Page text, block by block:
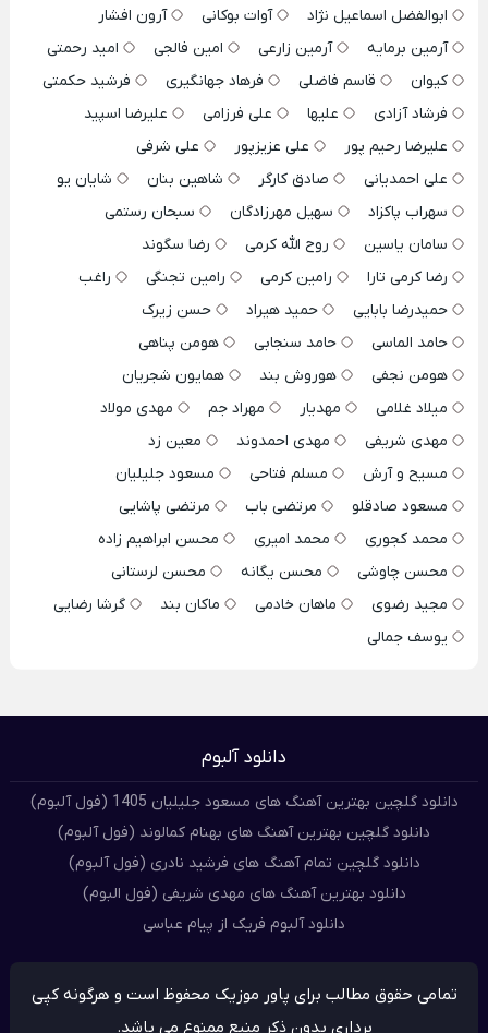
ابوالفضل اسماعیل نژاد
آوات بوکانی
آرون افشار
آرمین برمایه
آرمین زارعی امین فالجی
امید رحمتی
کیوان
قاسم فاضلی فرهاد جهانگیری
فرشید حکمتی
فرشاد آزادی
علیها علی فرزامی
علیرضا اسپید
علیرضا رحیم پور
علی عزیزپور
علی شرفی
علی احمدیانی
صادق کارگر شاهین بنان
شایان یو
سهراب پاکزاد
سهیل مهرزادگان
سبحان رستمی
سامان یاسین
روح الله کرمی
رضا سگوند
رضا کرمی تارا
رامین کرمی رامین تجنگی
راغب
حمیدرضا بابایی
حمید هیراد
حسن زیرک
حامد الماسی
حامد سنجابی
هومن پناهی
هومن نجفی
هوروش بند
همایون شجریان
میلاد غلامی
مهدیار مهراد جم
مهدی مولاد
مهدی شریفی
مهدی احمدوند
معین زد
مسیح و آرش
مسلم فتاحی
مسعود جلیلیان
مسعود صادقلو
مرتضی باب
مرتضی پاشایی
محمد کجوری
محمد امیری
محسن ابراهیم زاده
محسن چاوشی
محسن یگانه
محسن لرستانی
مجید رضوی
ماهان خادمی ماکان بند
گرشا رضایی
یوسف جمالی
دانلود آلبوم
دانلود گلچین بهترین آهنگ های مسعود جلیلیان 1405 (فول آلبوم)
دانلود گلچین بهترین آهنگ های بهنام کمالوند (فول آلبوم)
دانلود گلچین تمام آهنگ های فرشید نادری (فول آلبوم)
دانلود بهترین آهنگ های مهدی شریفی (فول البوم)
دانلود آلبوم فریک از پیام عباسی
تمامی حقوق مطالب برای پاور موزیک محفوظ است و هرگونه کپی
برداری بدون ذکر منبع ممنوع می باشد.